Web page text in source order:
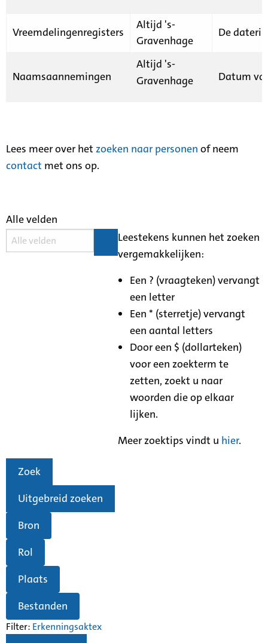
Vreemdelingenregisters
Altijd 's-
Gravenhage
De
Naamsaannemingen
Altijd 's-
Gravenhage
Datum
Lees meer over het zoeken naar personen of neem
contact met ons op.
Alle velden
Leestekens kunnen het zoeken
vergemakkelijken:
Een ? (vraagteken) vervangt
een letter
Een * (sterretje) vervangt
een aantal letters
Door een $ (dollarteken)
voor een zoekterm te
zetten, zoekt u naar
woorden die op elkaar
lijken.
Meer zoektips vindt u hier.
Zoek
Uitgebreid zoeken
Bron
Rol
Plaats
Bestanden
Filter: Erkenningsaktex